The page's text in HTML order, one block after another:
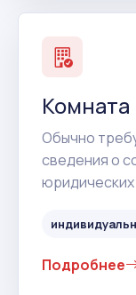
Комната
Обычно
сведения о
Подробнее